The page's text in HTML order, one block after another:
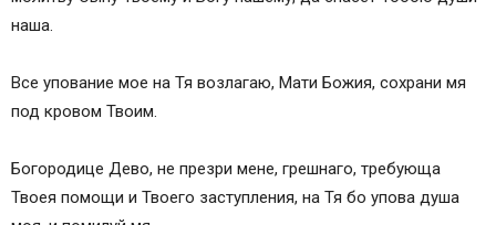
наша.
Все упование мое на Тя возлагаю, Мати Божия, сохрани мя
под кровом Твоим.
Богородице Дево, не презри мене, грешнаго, требующа
Твоея помощи и Твоего заступления, на Тя бо упова душа